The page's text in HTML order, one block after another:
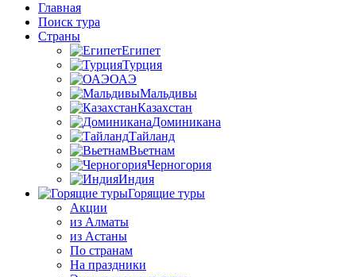
Главная
Поиск тура
Страны
Египет
Турция
ОАЭ
Мальдивы
Казахстан
Доминикана
Тайланд
Вьетнам
Черногория
Индия
Горящие туры
Акции
из Алматы
из Астаны
По странам
На праздники